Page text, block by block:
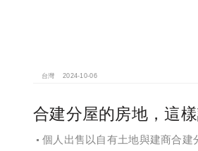
台灣 2024-10-06
合建分屋的房地，這
個人出售以自有土地與建商合